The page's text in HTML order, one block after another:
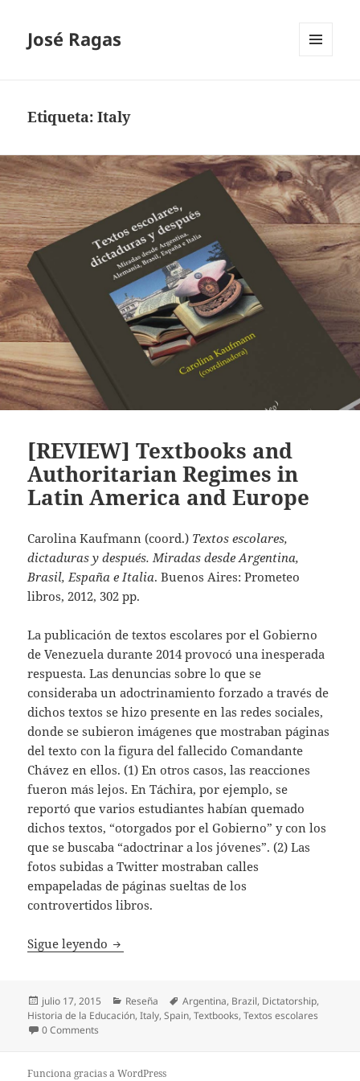
José Ragas
Etiqueta:Italy
[REVIEW] Textbooks and
Authoritarian Regimes in
Latin America and Europe
Carolina Kaufmann (coord.) Textos escolares,
dictaduras y después. Miradas desde Argentina,
Brasil, España e Italia. Buenos Aires: Prometeo
libros, 2012, 302 pp.
La publicación de textos escolares por el Gobierno
de Venezuela durante 2014 provocó una inesperada
respuesta. Las denuncias sobre lo que se
consideraba un adoctrinamiento forzado a través de
dichos textos se hizo presente en las redes sociales,
donde se subieron imágenes que mostraban páginas
del texto con la figura del fallecido Comandante
Chávez en ellos. (1) En otros casos, las reacciones
fueron más lejos. En Táchira, por ejemplo, se
reportó que varios estudiantes habían quemado
dichos textos, “otorgados por el Gobierno” y con los
que se buscaba “adoctrinar a los jóvenes”. (2) Las
fotos subidas a Twitter mostraban calles
empapeladas de páginas sueltas de los
controvertidos libros.
Sigue leyendo [REVIEW] Textbooks and Authoritarian
Publicado
el
julio 17, 2015 Categorías
Reseña Etiquetas
Argentina, Brazil, Dictatorship,
Historia de la Educación,Italy,Spain,Textbooks,Textos escolares
0 Comments
Funciona gracias a WordPress